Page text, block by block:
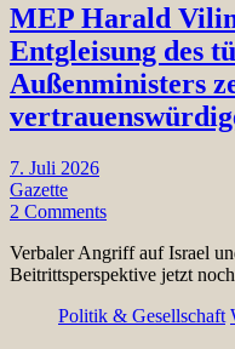
MEP Harald
Entgleisung des
Außenministers
7. Juli 2026
Gazette
2 Comments
Verbaler Angriff auf Israel
Beitrittsperspektive jetzt
Politik & Gesellschaft